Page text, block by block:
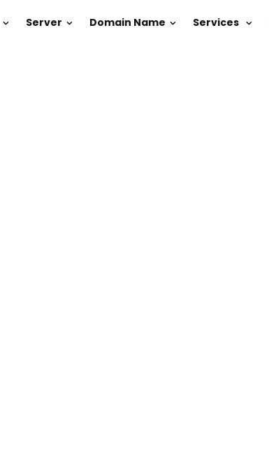
Server Domain Name Services